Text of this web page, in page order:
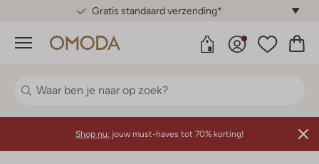
Gratis standaard verzending*
Menu
Shop nu: jouw must-haves tot 70% korting!